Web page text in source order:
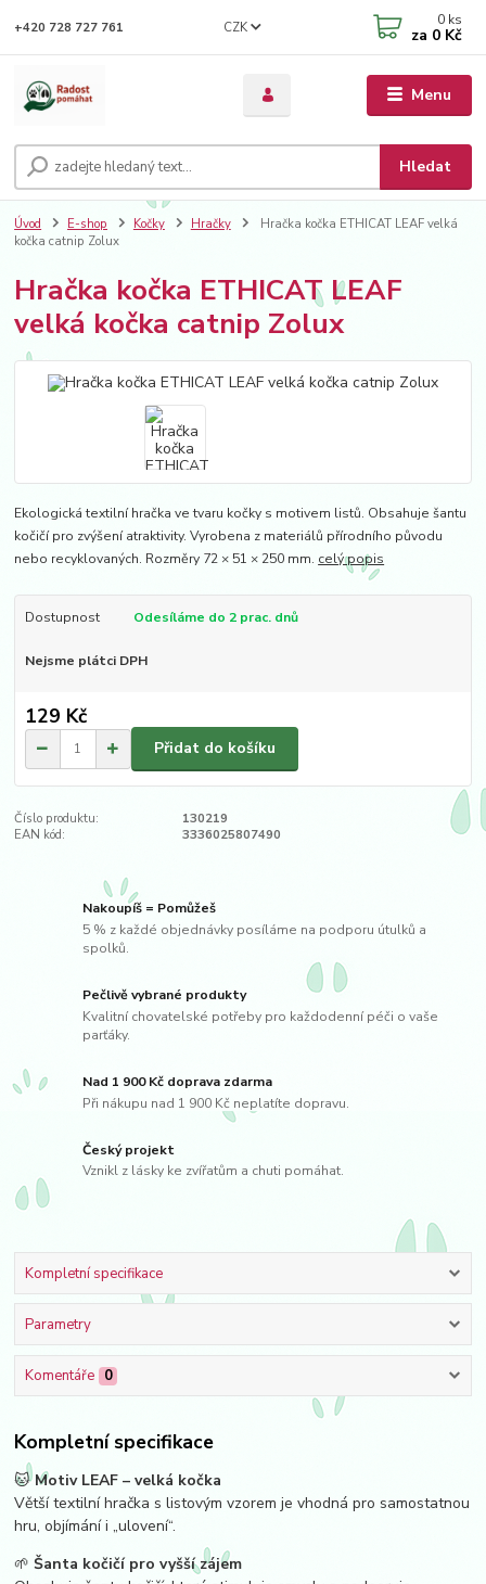
Menu
CZK
Hledat
+420 728 727 761 0 ks
za 0 Kč
Úvod E-shop Kočky Hračky
Hračka kočka ETHICAT LEAF velká
kočka catnip Zolux
Hračka kočka ETHICAT LEAF
velká kočka catnip Zolux
Ekologická textilní hračka ve tvaru kočky s motivem listů. Obsahuje šantu
kočičí pro zvýšení atraktivity. Vyrobena z materiálů přírodního původu
nebo recyklovaných. Rozměry 72 × 51 × 250 mm. celý popis
Dostupnost Odesíláme do 2 prac. dnů
Nejsme plátci DPH
129 Kč
Přidat do košíku
Číslo produktu:
130219
EAN kód:
3336025807490
Nakoupíš = Pomůžeš
5 % z každé objednávky posíláme na podporu útulků a
spolků.
Pečlivě vybrané produkty
Kvalitní chovatelské potřeby pro každodenní péči o vaše
parťáky.
Nad 1 900 Kč doprava zdarma
Při nákupu nad 1 900 Kč neplatíte dopravu.
Český projekt
Vznikl z lásky ke zvířatům a chuti pomáhat.
Kompletní specifikace
Parametry
Komentáře 0
Kompletní specifikace
🐱Motiv LEAF – velká kočka
Větší textilní hračka s listovým vzorem je vhodná pro samostatnou
hru, objímání i „ulovení“.
🌱Šanta kočičí pro vyšší zájem